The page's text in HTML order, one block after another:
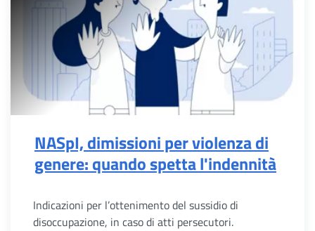
NASpI, dimissioni per violenza di
genere: quando spetta l'indennità
Indicazioni per l’ottenimento del sussidio di
disoccupazione, in caso di atti persecutori.